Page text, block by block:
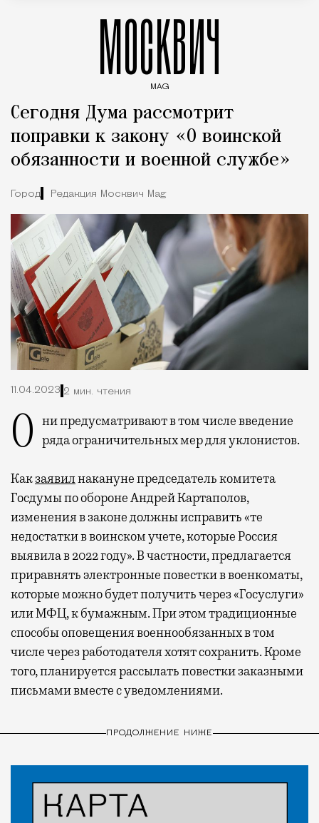
МОСКВИЧ
MAG
Сегодня Дума рассмотрит
поправки к закону «О воинской
обязанности и военной службе»
Город Редакция Москвич Mag
11.04.2023 2 мин. чтения
Они предусматривают в том числе введение ряда ограничительных мер для уклонистов.
Какзаявилнакануне председатель комитета
Госдумы по обороне Андрей Картаполов,
изменения в законе должны исправить «те
недостатки в воинском учете, которые Россия
выявила в 2022 году». В частности, предлагается
приравнять электронные повестки в военкоматы,
которые можно будет получить через «Госуслуги»
или МФЦ, к бумажным. При этом традиционные
способы оповещения военнообязанных в том
числе через работодателя хотят сохранить. Кроме
того, планируется рассылать повестки заказными
письмами вместе с уведомлениями.
ПРОДОЛЖЕНИЕ НИЖЕ